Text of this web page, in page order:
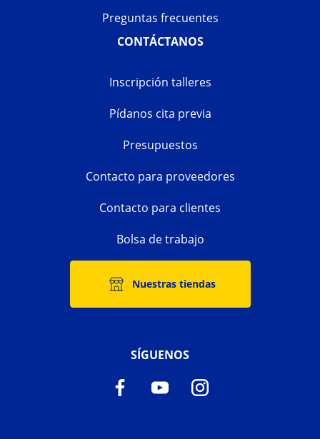
Preguntas frecuentes
CONTÁCTANOS
Inscripción talleres
Pídanos cita previa
Presupuestos
Contacto para proveedores
Contacto para clientes
Bolsa de trabajo
Nuestras tiendas
SÍGUENOS